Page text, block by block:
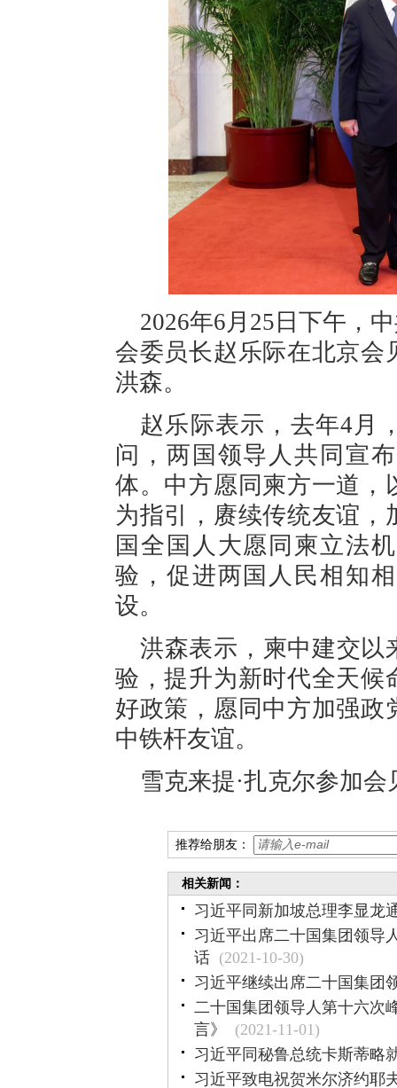
2026年6月25日下午，
会委员长赵乐际在北京会
洪森。
赵乐际表示，去年4月
问，两国领导人共同宣
体。中方愿同柬方一道，
为指引，赓续传统友谊
国全国人大愿同柬立法
验，促进两国人民相知
设。
洪森表示，柬中建交以
验，提升为新时代全天候
好政策，愿同中方加强政
中铁杆友谊。
雪克来提·扎克尔参加会
推荐给朋友：
相关新闻：
习近平同新加坡总理李显龙
习近平出席二十国集团领导
话 (2021-10-30)
习近平继续出席二十国集团
二十国集团领导人第十六次
言》
(2021-11-01)
习近平同秘鲁总统卡斯蒂略
习近平致电祝贺米尔济约耶